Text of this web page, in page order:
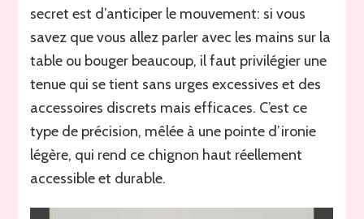
secret est d’anticiper le mouvement: si vous
savez que vous allez parler avec les mains sur la
table ou bouger beaucoup, il faut privilégier une
tenue qui se tient sans urges excessives et des
accessoires discrets mais efficaces. C’est ce
type de précision, mêlée à une pointe d’ironie
légère, qui rend ce chignon haut réellement
accessible et durable.